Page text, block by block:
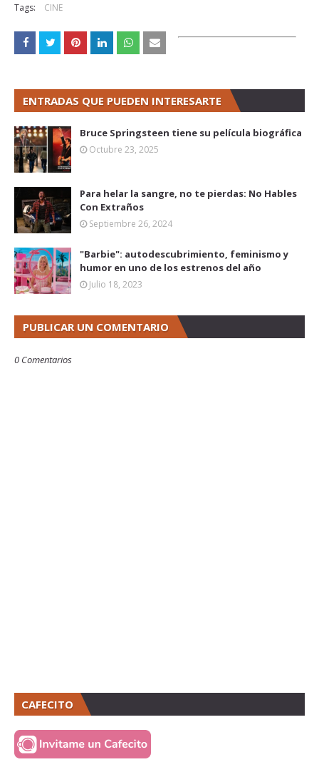
Tags: CINE
ENTRADAS QUE PUEDEN INTERESARTE
Bruce Springsteen tiene su película biográfica
Octubre 23, 2025
Para helar la sangre, no te pierdas: No Hables
Con Extraños
Septiembre 26, 2024
"Barbie": autodescubrimiento, feminismo y
humor en uno de los estrenos del año
Julio 18, 2023
PUBLICAR UN COMENTARIO
0 Comentarios
CAFECITO